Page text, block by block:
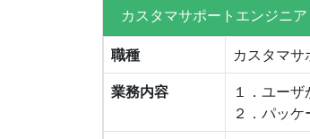
カスタマサポートエンジニア
職種
カスタマ
業務内容
１．ユー
２．パッ